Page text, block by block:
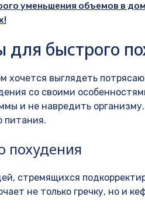
уменьшения объемов в
быстрого
хочется выглядеть
со своими
и не навредить
питания.
похудения
стремящихся
не только гречку, но и